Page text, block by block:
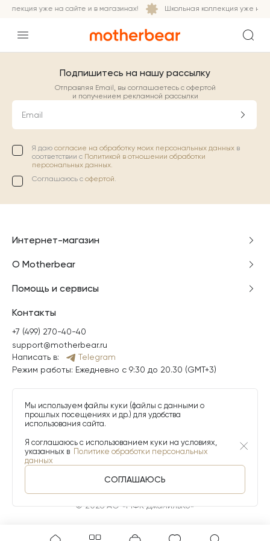
уже на сайте и в магазинах! Школьная коллекция уже на
Подпишитесь на нашу рассылку
Отправляя Email, вы соглашаетесь с офертой
и получением рекламной рассылки
Email
Я даю согласие на обработку моих персональных данных в
соответствии с Политикой в отношении обработки
персональных данных.
Соглашаюсь с офертой.
Интернет-магазин
О Motherbear
Помощь и сервисы
Контакты
+7 (499) 270-40-40
support@motherbear.ru
Написать в:
Telegram
Режим работы: Ежедневно с 9:30 до 20.30 (GMT+3)
© 2026 АО «МФК ДжамильКо»
Мы используем файлы куки (файлы с данными о
прошлых посещениях и др.) для удобства
использования сайта.
Я соглашаюсь с использованием куки на условиях,
указанных в Политике обработки персональных
данных
СОГЛАШАЮСЬ